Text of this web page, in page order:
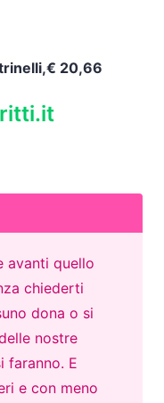
€ 20,66
avanti quello
chiederti
dona o si
nostre
faranno. E
e con meno